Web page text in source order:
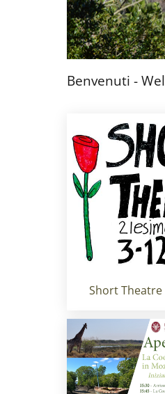
Benvenuti -
Titolo card:
Short Theatre